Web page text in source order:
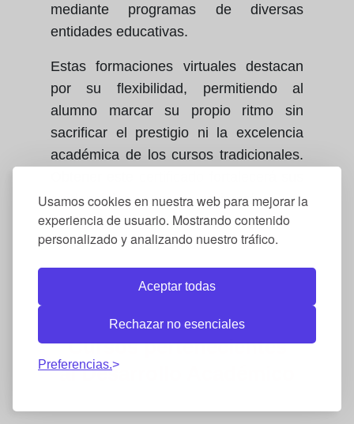
Usamos cookies en nuestra web para mejorar la
experiencia de usuario. Mostrando contenido
personalizado y analizando nuestro tráfico.
Aceptar todas
Rechazar no esenciales
Preferencias.
mediante programas de diversas
entidades educativas.
Estas formaciones virtuales destacan
por su flexibilidad, permitiendo al
alumno marcar su propio ritmo sin
sacrificar el prestigio ni la excelencia
académica de los cursos tradicionales.
credenciales y mejorará su
competitividad profesional.
Cursos pertenecientes
alDesarrollo Académico